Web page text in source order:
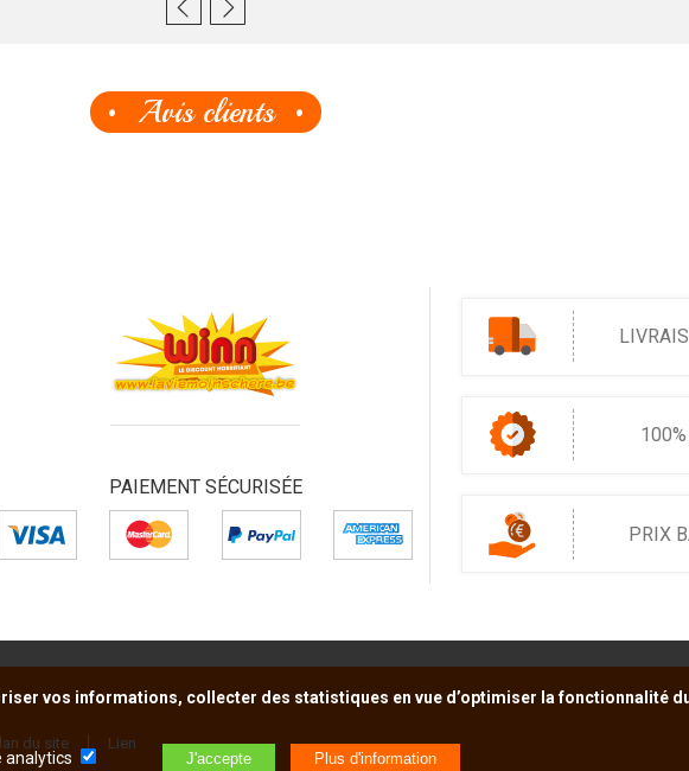
Avis clients
PAIEMENT SÉCURISÉE
PRIX
du site Lien
vos informations, collecter des statistiques en vue d’optimiser la fonctionnalité
analytics